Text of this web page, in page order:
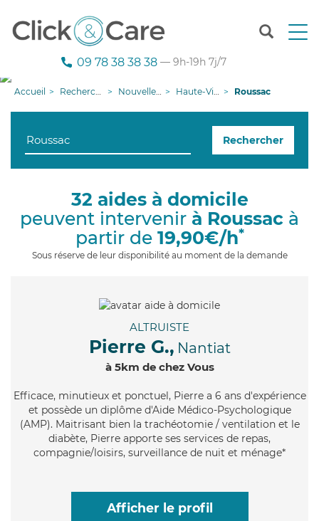
T
n
g
i
09 78 38 38 38 — 9h-19h 7j/7
Accueil Recherche aide à domicile Nouvelle-Aquitaine Haute-Vienne Roussac
Rechercher
32 aides à domicile
peuvent intervenir à Roussac à
partir de 19,90€/h*
Sous réserve de leur disponibilité au moment de la demande
ALTRUISTE
Pierre G., Nantiat
à 5km de chez Vous
Efficace, minutieux et ponctuel, Pierre a 6 ans d'expérience
et possède un diplôme d'Aide Médico-Psychologique
(AMP). Maitrisant bien la trachéotomie / ventilation et le
diabète, Pierre apporte ses services de repas,
compagnie/loisirs, surveillance de nuit et ménage*
Afficher le profil